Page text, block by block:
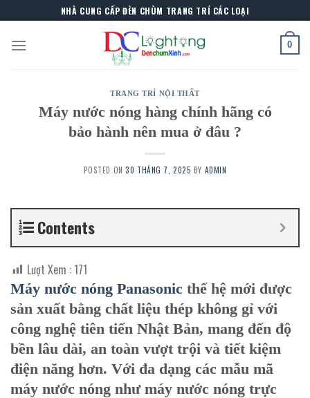
to
content
NHÀ CUNG CẤP ĐÈN CHÙM TRANG TRÍ CÁC LOẠI
0
TRANG TRÍ NỘI THẤT
Máy nước nóng hàng chính hãng có
bảo hành nên mua ở đâu ?
POSTED ON30 THÁNG 7, 2025 BY ADMIN
Contents
Lượt Xem :171
Máy nước nóng Panasonic thế hệ mới được
sản xuất bằng chất liệu thép không gỉ với
công nghệ tiên tiến Nhật Bản, mang đến độ
bền lâu dài, an toàn vượt trội và tiết kiệm
điện năng hơn. Với đa dạng các mẫu mã
máy nước nóng như máy nước nóng trực